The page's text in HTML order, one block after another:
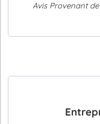
Avis Provenant